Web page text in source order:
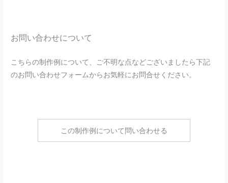
お問い合わせについて
こちらの制作例について、ご不明な点などございましたら下記
のお問い合わせフォームからお気軽にお問合せください。
この制作例について問い合わせる